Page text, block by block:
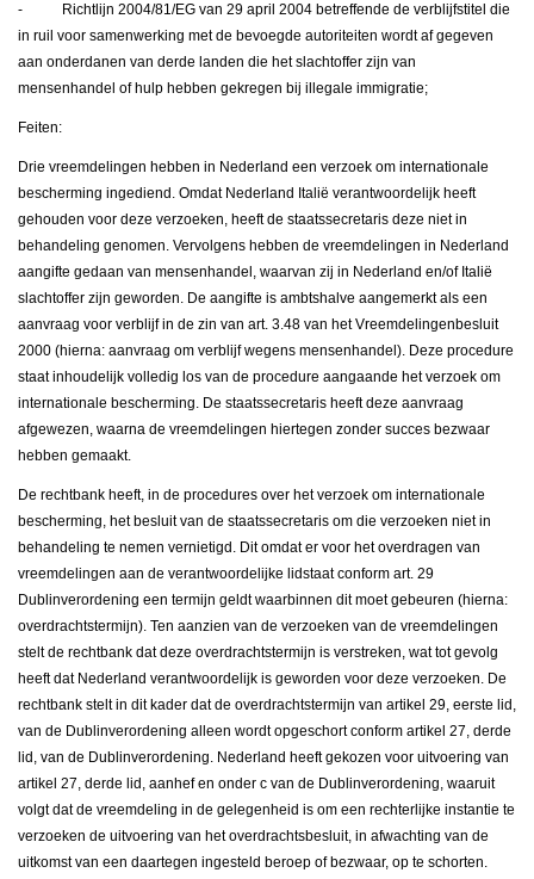
- Richtlijn 2004/81/EG van 29 april 2004 betreffende de verblijfstitel die
in ruil voor samenwerking met de bevoegde autoriteiten wordt af gegeven
aan onderdanen van derde landen die het slachtoffer zijn van
mensenhandel of hulp hebben gekregen bij illegale immigratie;
Feiten:
Drie vreemdelingen hebben in Nederland een verzoek om internationale
bescherming ingediend. Omdat Nederland Italië verantwoordelijk heeft
gehouden voor deze verzoeken, heeft de staatssecretaris deze niet in
behandeling genomen. Vervolgens hebben de vreemdelingen in Nederland
aangifte gedaan van mensenhandel, waarvan zij in Nederland en/of Italië
slachtoffer zijn geworden. De aangifte is ambtshalve aangemerkt als een
aanvraag voor verblijf in de zin van art. 3.48 van het Vreemdelingenbesluit
2000 (hierna: aanvraag om verblijf wegens mensenhandel). Deze procedure
staat inhoudelijk volledig los van de procedure aangaande het verzoek om
internationale bescherming. De staatssecretaris heeft deze aanvraag
afgewezen, waarna de vreemdelingen hiertegen zonder succes bezwaar
hebben gemaakt.
De rechtbank heeft, in de procedures over het verzoek om internationale
bescherming, het besluit van de staatssecretaris om die verzoeken niet in
behandeling te nemen vernietigd. Dit omdat er voor het overdragen van
vreemdelingen aan de verantwoordelijke lidstaat conform art. 29
Dublinverordening een termijn geldt waarbinnen dit moet gebeuren (hierna:
overdrachtstermijn). Ten aanzien van de verzoeken van de vreemdelingen
stelt de rechtbank dat deze overdrachtstermijn is verstreken, wat tot gevolg
heeft dat Nederland verantwoordelijk is geworden voor deze verzoeken. De
rechtbank stelt in dit kader dat de overdrachtstermijn van artikel 29, eerste lid,
van de Dublinverordening alleen wordt opgeschort conform artikel 27, derde
lid, van de Dublinverordening. Nederland heeft gekozen voor uitvoering van
artikel 27, derde lid, aanhef en onder c van de Dublinverordening, waaruit
volgt dat de vreemdeling in de gelegenheid is om een rechterlijke instantie te
verzoeken de uitvoering van het overdrachtsbesluit, in afwachting van de
uitkomst van een daartegen ingesteld beroep of bezwaar, op te schorten.